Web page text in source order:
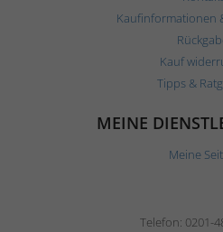
Kaufinformationen
Kauf
Tipps &
MEINE
Meine
Telefon: 0201-